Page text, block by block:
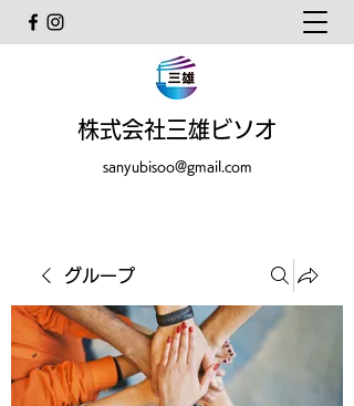
株式会社三雄ビソオ
sanyubisoo@gmail.com
グループ